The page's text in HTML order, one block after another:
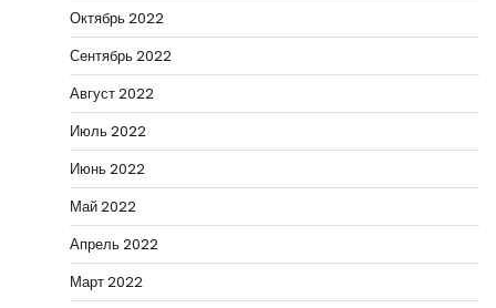
Октябрь 2022
Сентябрь 2022
Август 2022
Июль 2022
Июнь 2022
Май 2022
Апрель 2022
Март 2022